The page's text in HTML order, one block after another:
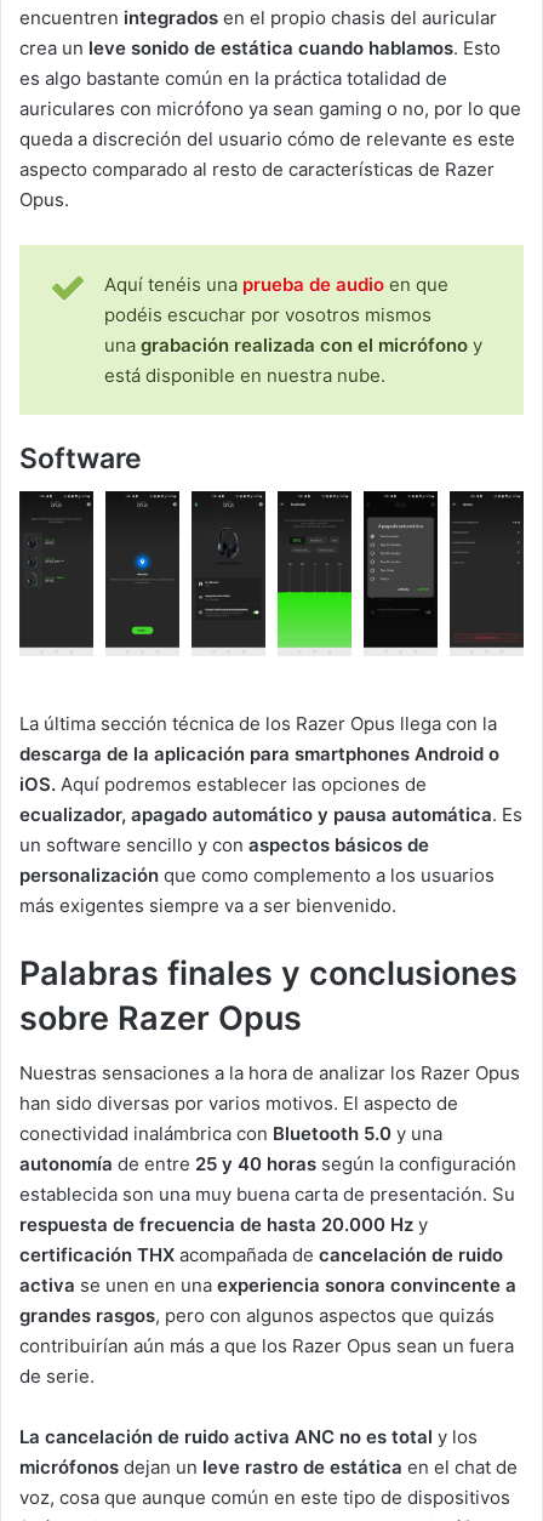
encuentren integrados en el propio chasis del auricular
crea un leve sonido de estática cuando hablamos. Esto
es algo bastante común en la práctica totalidad de
auriculares con micrófono ya sean gaming o no, por lo que
queda a discreción del usuario cómo de relevante es este
aspecto comparado al resto de características de Razer
Opus.
Aquí tenéis una prueba de audio en que
podéis escuchar por vosotros mismos
una grabación realizada con el micrófono y
está disponible en nuestra nube.
Software
La última sección técnica de los Razer Opus llega con la
descarga de la aplicación para smartphones Android o
iOS. Aquí podremos establecer las opciones de
ecualizador, apagado automático y pausa automática. Es
un software sencillo y con aspectos básicos de
personalización que como complemento a los usuarios
más exigentes siempre va a ser bienvenido.
Palabras finales y conclusiones
sobre Razer Opus
Nuestras sensaciones a la hora de analizar los Razer Opus
han sido diversas por varios motivos. El aspecto de
conectividad inalámbrica con Bluetooth 5.0 y una
autonomía de entre 25 y 40 horas según la configuración
establecida son una muy buena carta de presentación. Su
respuesta de frecuencia de hasta 20.000 Hz y
certificación THX acompañada de cancelación de ruido
activa se unen en una experiencia sonora convincente a
grandes rasgos, pero con algunos aspectos que quizás
contribuirían aún más a que los Razer Opus sean un fuera
de serie.
La cancelación de ruido activa ANC no es total y los
micrófonos dejan un leve rastro de estática en el chat de
voz, cosa que aunque común en este tipo de dispositivos